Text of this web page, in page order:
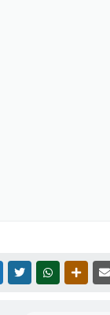
MESSENGER
TWITTERWHATSAPP